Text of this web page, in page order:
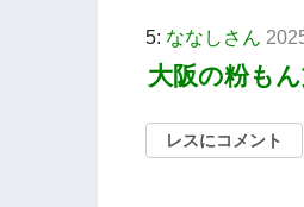
5: ななしさん
大阪の粉も
レスにコメント